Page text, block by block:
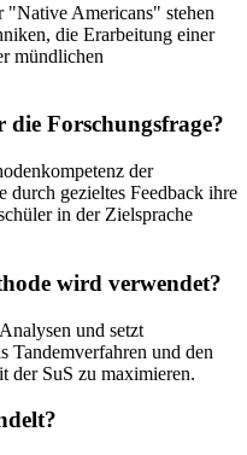
"Native Americans" stehen
die Erarbeitung einer
mündlichen
die Forschungsfrage?
der
durch gezieltes Feedback ihre
in der Zielsprache
wird verwendet?
und setzt
Tandemverfahren und den
der SuS zu maximieren.